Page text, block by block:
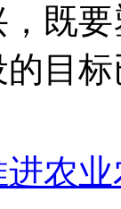
，既
目
农